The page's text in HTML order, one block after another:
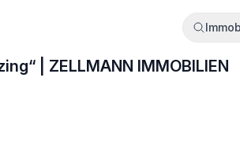
| ZELLMANN IMMOBILIEN